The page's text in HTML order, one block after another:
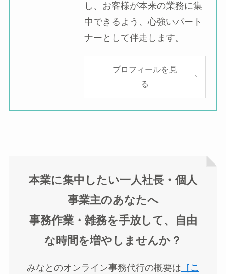
し、お客様が本来の業務に集
中できるよう、心強いパート
ナーとして伴走します。
プロフィールを見
る
本業に集中したい一人社長・個人
事業主のあなたへ
事務作業・雑務を手放して、自由
な時間を増やしませんか？
みなとのオンライン事務代行の概要は ［こ